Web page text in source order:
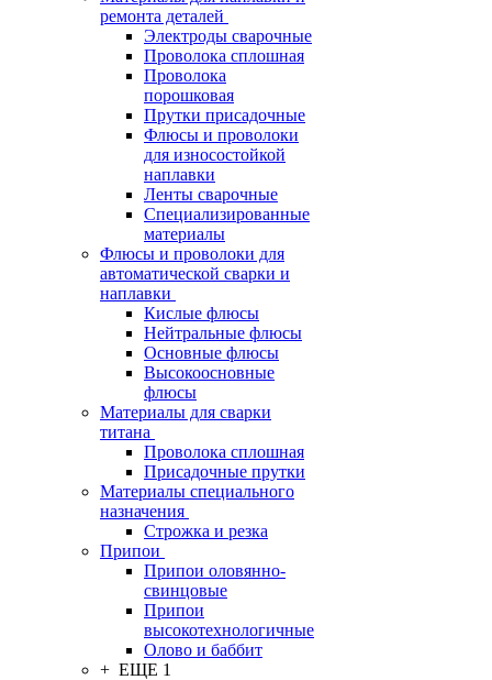
ремонта деталей
Электроды сварочные
Проволока сплошная
Проволока
порошковая
Прутки присадочные
Флюсы и проволоки
для износостойкой
наплавки
Ленты сварочные
Специализированные
материалы
Флюсы и проволоки для
автоматической сварки и
наплавки
Кислые флюсы
Нейтральные флюсы
Основные флюсы
Высокоосновные
флюсы
Материалы для сварки
титана
Проволока сплошная
Присадочные прутки
Материалы специального
назначения
Строжка и резка
Припои
Припои оловянно-
свинцовые
Припои
высокотехнологичные
Олово и баббит
+ ЕЩЕ 1